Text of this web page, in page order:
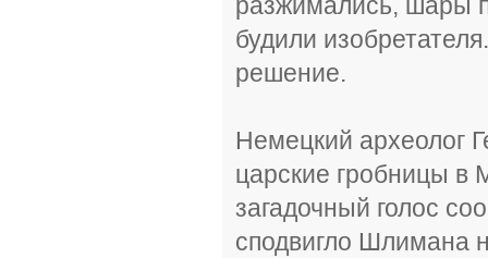
будили
решение.
Немецкий археолог
царские гробницы в
загадочный голос
сподвигло Шлимана